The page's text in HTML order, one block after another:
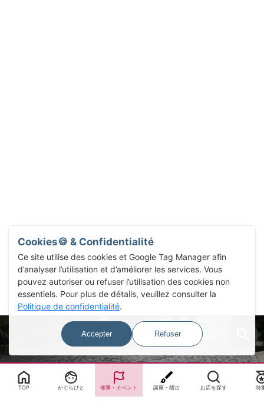
Select Language▼
TOP かぐらびと 催事・イベント 講座・稽古 お店を探す 特
Cookies🍪 & Confidentialité
Ce site utilise des cookies et Google Tag Manager afin
d’analyser l’utilisation et d’améliorer les services. Vous
pouvez autoriser ou refuser l’utilisation des cookies non
essentiels. Pour plus de détails, veuillez consulter la
Politique de confidentialité.
Accepter Refuser